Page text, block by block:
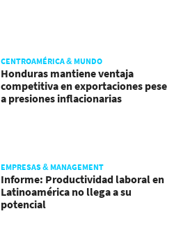
CENTROAMÉRICA & MUNDO
Honduras mantiene ventaja
competitiva en exportaciones pese
a presiones inflacionarias
EMPRESAS & MANAGEMENT
Informe: Productividad laboral en
Latinoamérica no llega a su
potencial